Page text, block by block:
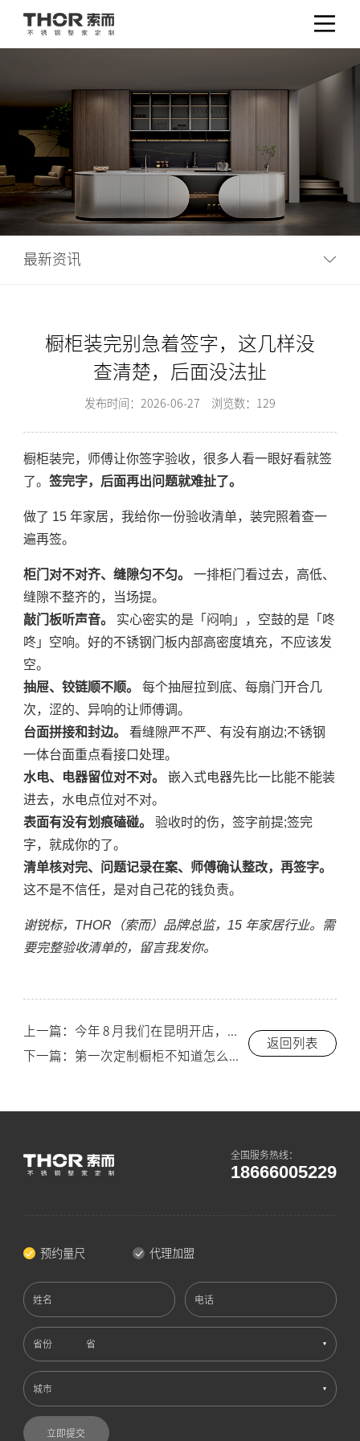
最新资讯
橱柜装完别急着签字，这几样没
查清楚，后面没法扯
发布时间：2026-06-27 浏览数：129
橱柜装完，师傅让你签字验收，很多人看一眼好看就签
了。 签完字，后面再出问题就难扯了。
做了 15 年家居，我给你一份验收清单，装完照着查一
遍再签。
柜门对不对齐、缝隙匀不匀。
一排柜门看过去，高低、
缝隙不整齐的，当场提。
敲门板听声音。
实心密实的是「闷响」，空鼓的是「咚
咚」空响。好的不锈钢门板内部高密度填充，不应该发
空。
抽屉、铰链顺不顺。
每个抽屉拉到底、每扇门开合几
次，涩的、异响的让师傅调。
台面拼接和封边。
看缝隙严不严、有没有崩边;不锈钢
一体台面重点看接口处理。
水电、电器留位对不对。
嵌入式电器先比一比能不能装
进去，水电点位对不对。
表面有没有划痕磕碰。
验收时的伤，签字前提;签完
字，就成你的了。
清单核对完、问题记录在案、师傅确认整改，再签字。
这不是不信任，是对自己花的钱负责。
谢锐标，THOR（索而）品牌总监，15 年家居行业。需
要完整验收清单的，留言我发你。
返回列表
全国服务热线：
18666005229
预约量尺 代理加盟
姓名 电话
省份
城市
立即提交